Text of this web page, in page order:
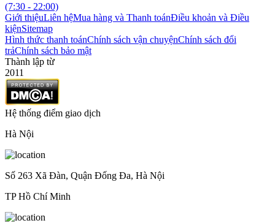
(7:30 - 22:00)
Giới thiệuLiên hệMua hàng và Thanh toánĐiều khoản và Điều
kiệnSitemap
Hình thức thanh toánChính sách vận chuyệnChính sách đổi
trảChính sách bảo mật
Thành lập từ
2011
Hệ thống điểm giao dịch
Hà Nội
Số 263 Xã Đàn, Quận Đống Đa, Hà Nội
TP Hồ Chí Minh